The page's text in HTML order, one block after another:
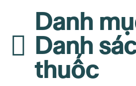
Danh
Danh
thuốc